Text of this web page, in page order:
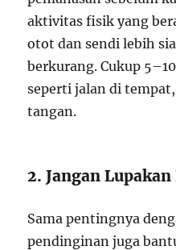
aktivitas fisik yang
otot dan sendi lebih
berkurang. Cukup
seperti jalan di
tangan.
2. Jangan
Sama pentingnya
pendinginan juga